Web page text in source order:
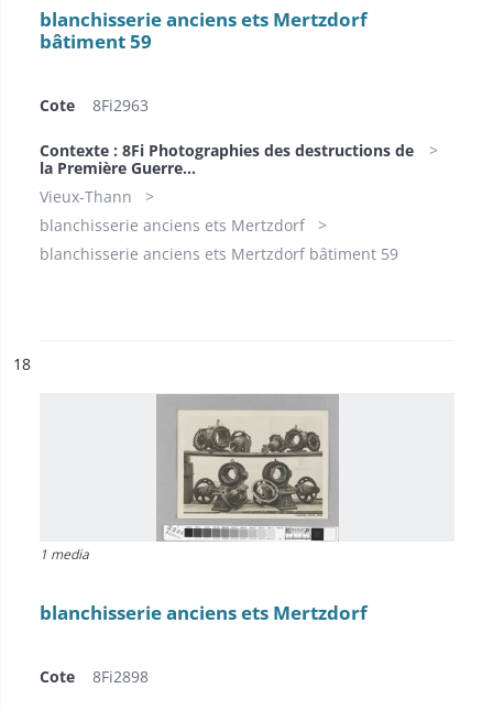
blanchisserie anciens ets Mertzdorf
bâtiment 59
Cote 8Fi2963
Contexte : 8Fi Photographies des destructions de
la Première Guerre...
Vieux-Thann
blanchisserie anciens ets Mertzdorf
blanchisserie anciens ets Mertzdorf bâtiment 59
n°
18
1 media
blanchisserie anciens ets Mertzdorf
Cote 8Fi2898